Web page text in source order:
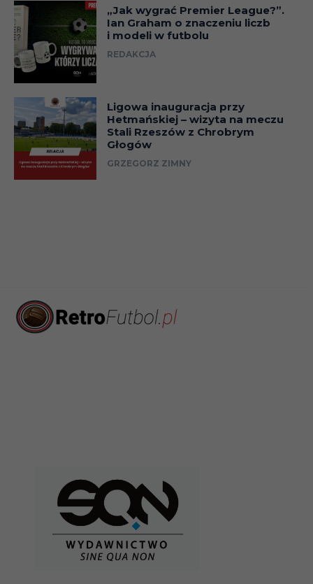
„Jak wygrać Premier League?”.
Ian Graham o znaczeniu liczb
i modeli w futbolu
REDAKCJA
Ligowa inauguracja przy
Hetmańskiej – wizyta na meczu
Stali Rzeszów z Chrobrym
Głogów
GRZEGORZ ZIMNY